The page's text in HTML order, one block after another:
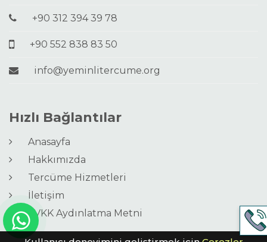
+90 312 394 39 78
+90 552 838 83 50
info@yeminlitercume.org
Hızlı Bağlantılar
Anasayfa
Hakkımızda
Tercüme Hizmetleri
İletişim
KVKK Aydınlatma Metni